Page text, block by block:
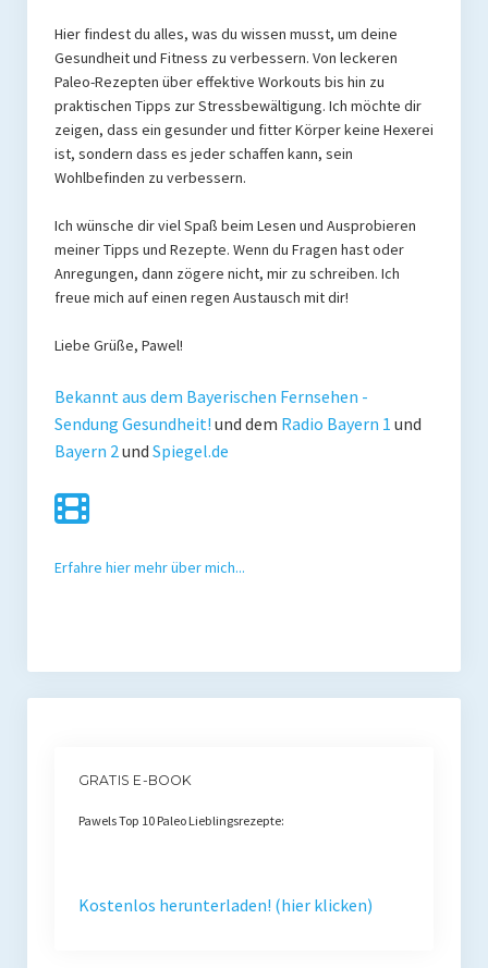
Gemüse
Getränke und Smoothies
Hauptgerichte
Kosmetik
Suppen
Ebooks To Go
Videos
Produkttest
Gastautor werden
Hier findest du alles, was du wissen musst, um deine
Gesundheit und Fitness zu verbessern. Von leckeren
Paleo-Rezepten über effektive Workouts bis hin zu
praktischen Tipps zur Stressbewältigung. Ich möchte dir
zeigen, dass ein gesunder und fitter Körper keine Hexerei
ist, sondern dass es jeder schaffen kann, sein
Wohlbefinden zu verbessern.
Ich wünsche dir viel Spaß beim Lesen und Ausprobieren
meiner Tipps und Rezepte. Wenn du Fragen hast oder
Anregungen, dann zögere nicht, mir zu schreiben. Ich
freue mich auf einen regen Austausch mit dir!
Liebe Grüße, Pawel!
Bekannt aus dem Bayerischen Fernsehen -
Sendung Gesundheit! und dem Radio Bayern 1 und
Bayern 2und Spiegel.de
Erfahre hier mehr über mich...
GRATIS E-BOOK
Pawels Top 10 Paleo Lieblingsrezepte:
Kostenlos herunterladen! (hier klicken)